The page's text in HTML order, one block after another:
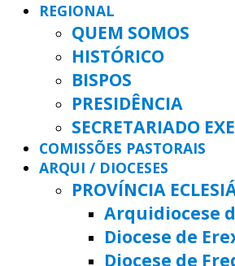
REGIONAL
QUEM SOMOS
HISTÓRICO
BISPOS
PRESIDÊNCIA
SECRETARIADO
COMISSÕES PASTORAIS
ARQUI / DIOCESES
PROVÍNCIA
Arquidiocese
Diocese de
Diocese de